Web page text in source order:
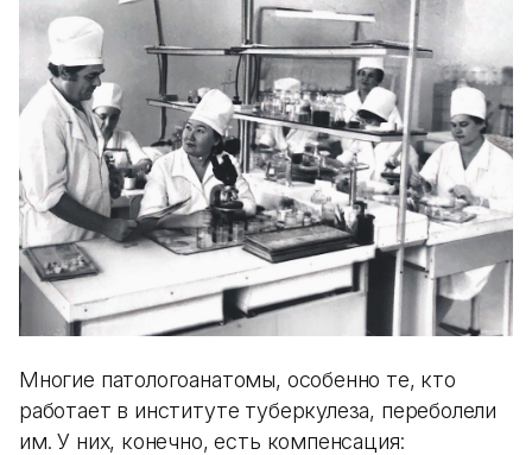
Многие патологоанатомы, особенно те, кто
работает в институте туберкулеза, переболели
им. У них, конечно, есть компенсация: